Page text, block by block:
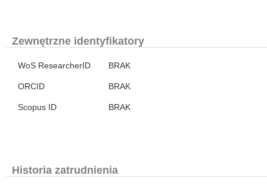
Zewnętrzne identyfikatory
WoS ResearcherID BRAK
ORCID BRAK
Scopus ID BRAK
Historia zatrudnienia